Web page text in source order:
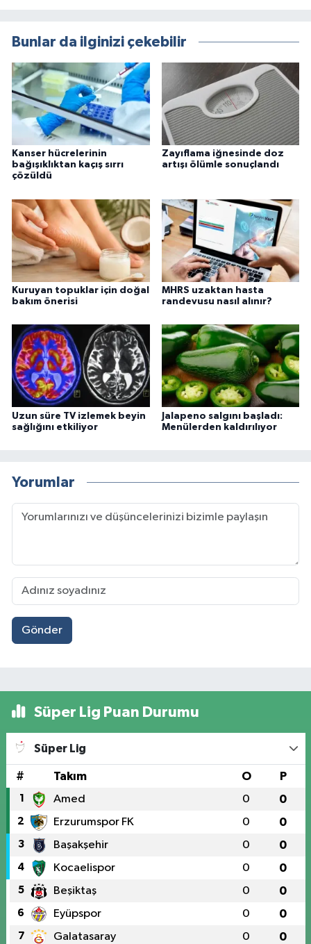
Bunlar da ilginizi çekebilir
Kanser hücrelerinin
bağışıklıktan kaçış sırrı
çözüldü
Zayıflama iğnesinde doz
artışı ölümle sonuçlandı
Kuruyan topuklar için doğal
bakım önerisi
MHRS uzaktan hasta
randevusu nasıl alınır?
Uzun süre TV izlemek beyin
sağlığını etkiliyor
Jalapeno salgını başladı:
Menülerden kaldırılıyor
Yorumlar
Gönder
Süper Lig Puan Durumu
Süper Lig
# Takım O P
1 Amed 0 0
2 Erzurumspor FK 0 0
3 Başakşehir 0 0
4 Kocaelispor 0 0
5 Beşiktaş 0 0
6 Eyüpspor 0 0
7 Galatasaray 0 0